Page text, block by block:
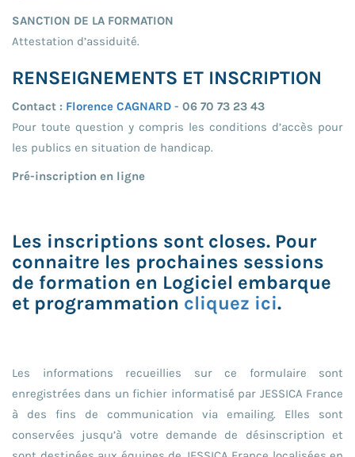
SANCTION DE LA FORMATION
Attestation d’assiduité.
RENSEIGNEMENTS ET INSCRIPTION
Contact : Florence CAGNARD - 06 70 73 23 43
Pour toute question y compris les conditions d’accès pour
les publics en situation de handicap.
Pré-inscription en ligne
Les inscriptions sont closes. Pour
connaitre les prochaines sessions
de formation en Logiciel embarque
et programmation cliquez ici.
Les informations recueillies sur ce formulaire sont
enregistrées dans un fichier informatisé par JESSICA France
à des fins de communication via emailing. Elles sont
conservées jusqu’à votre demande de désinscription et